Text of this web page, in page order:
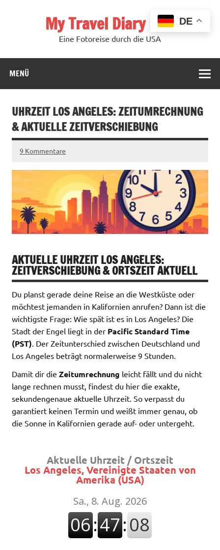
My Travel Diary USA
Eine Fotoreise durch die USA
MENÜ
UHRZEIT LOS ANGELES: ZEITUMRECHNUNG
& AKTUELLE ZEITVERSCHIEBUNG
9 Kommentare
AKTUELLE UHRZEIT LOS ANGELES:
ZEITVERSCHIEBUNG & ORTSZEIT AKTUELL
Du planst gerade deine Reise an die Westküste oder
möchtest jemanden in Kalifornien anrufen? Dann ist die
wichtigste Frage: Wie spät ist es in Los Angeles? Die
Stadt der Engel liegt in der Pacific Standard Time
(PST). Der Zeitunterschied zwischen Deutschland und
Los Angeles beträgt normalerweise 9 Stunden.
Damit dir die Zeitumrechnung leicht fällt und du nicht
lange rechnen musst, findest du hier die exakte,
sekundengenaue aktuelle Uhrzeit. So verpasst du
garantiert keinen Termin und weißt immer genau, ob
die Sonne in Kalifornien gerade auf- oder untergeht.
Aktuelle Uhrzeit / Ortszeit
Los Angeles, Vereinigte Staaten von
Amerika (USA)
DE